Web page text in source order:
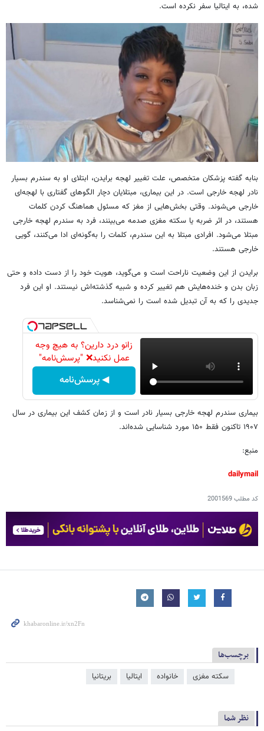
شده، به ایتالیا سفر نکرده است.
بنابه گفته پزشکان متخصص، علت تغییر لهجه برایدن، ابتلای او به سندرم بسیار
نادر لهجه خارجی است. در این بیماری، مبتلایان دچار الگوهای گفتاری با لهجه‌ای
خارجی می‌شوند. وقتی بخش‌هایی از مغز که مسئول هماهنگ کردن کلمات
هستند، در اثر ضربه یا سکته مغزی صدمه می‌بینند، فرد به سندرم لهجه خارجی
مبتلا می‌شود. افرادی مبتلا به این سندرم، کلمات را به‌گونه‌ای ادا می‌کنند، گویی
خارجی هستند.
برایدن از این وضعیت ناراحت است و می‌گوید، هویت خود را از دست داده و حتی
زبان بدن و خنده‌هایش هم تغییر کرده و شبیه گذشته‌اش نیستند. او این فرد
جدیدی را که به آن تبدیل شده است را نمی‌شناسد.
زانو درد دارین؟ به هیچ وجه
عمل نکنید❌ "پرسش‌نامه"
◀ پرسش‌نامه
بیماری سندرم لهجه خارجی بسیار نادر است و از زمان کشف این بیماری در سال
۱۹۰۷ تاکنون فقط ۱۵۰ مورد شناسایی شده‌اند.
منبع:
dailymail
کد مطلب2001569
برچسب‌ها
سکته مغزی خانواده ایتالیا بریتانیا
نظر شما